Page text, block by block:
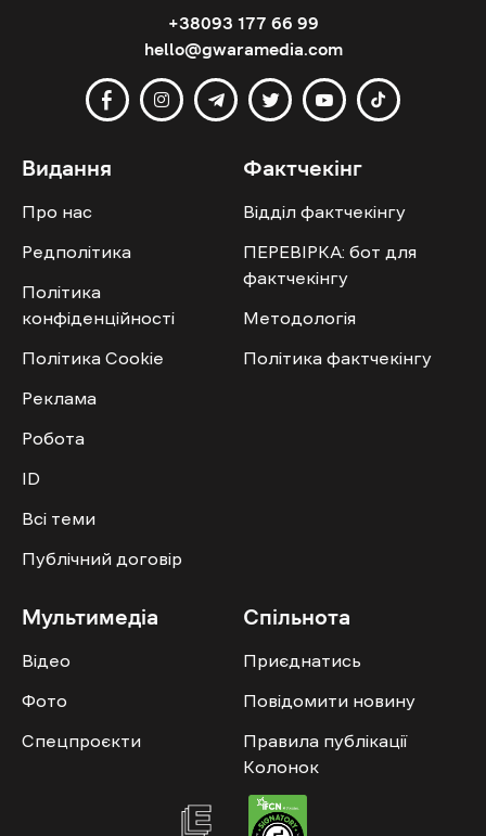
+38093 177 66 99
hello@gwaramedia.com
Видання
Про нас
Редполітика
Політика
конфіденційності
Політика Cookie
Реклама
Робота
ID
Всі теми
Публічний договір
Фактчекінг
Відділ фактчекінгу
ПЕРЕВІРКА: бот для
фактчекінгу
Методологія
Політика фактчекінгу
Мультимедіа
Відео
Фото
Спецпроєкти
Спільнота
Приєднатись
Повідомити новину
Правила публікації
Колонок